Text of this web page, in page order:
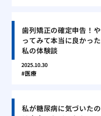
歯列矯正の確定申告！や
ってみて本当に良かった
私の体験談
2025.10.30
医療
私が糖尿病に気づいたの